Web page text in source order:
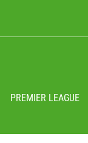
PREMIER LEAGUE